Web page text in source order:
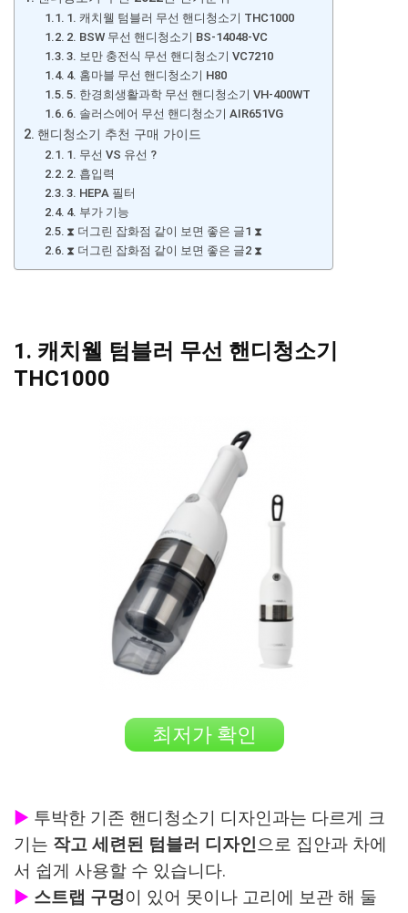
1. 캐치웰 텀블러 무선 핸디청소기 THC1000
2. BSW 무선 핸디청소기 BS-14048-VC
3. 보만 충전식 무선 핸디청소기 VC7210
4. 홈마블 무선 핸디청소기 H80
5. 한경희생활과학 무선 핸디청소기 VH-400WT
6. 솔러스에어 무선 핸디청소기 AIR651VG
핸디청소기 추천 구매 가이드
1. 무선 VS 유선 ?
2. 흡입력
3. HEPA 필터
4. 부가 기능
⧗ 더그린 잡화점 같이 보면 좋은 글1 ⧗
⧗ 더그린 잡화점 같이 보면 좋은 글2 ⧗
1. 캐치웰 텀블러 무선 핸디청소기
THC1000
최저가 확인
▶ 투박한 기존 핸디청소기 디자인과는 다르게 크
기는 작고 세련된 텀블러 디자인으로 집안과 차에
서 쉽게 사용할 수 있습니다.
▶ 스트랩 구멍이 있어 못이나 고리에 보관 해 둘